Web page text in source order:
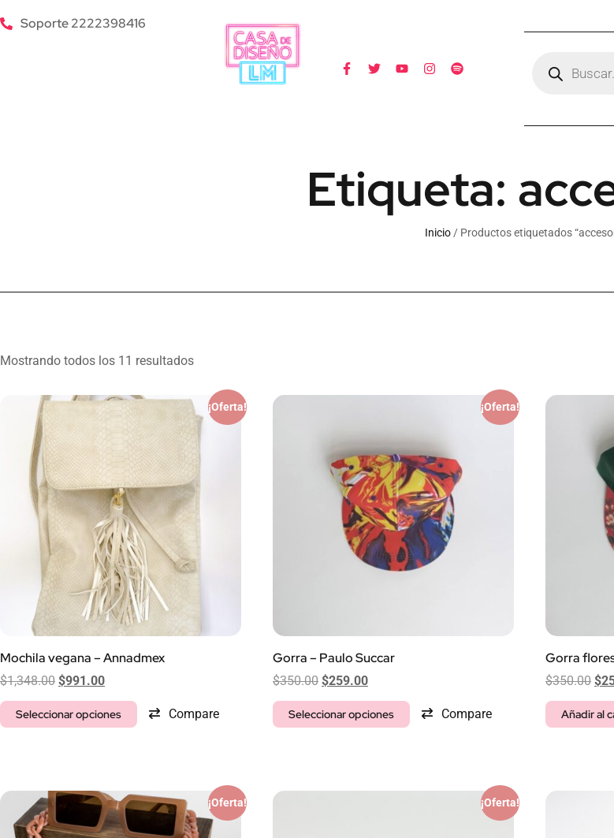
Soporte 2222398416
Etiqueta:
Inicio/ Productos etiquetados
Mostrando todos los 11 resultados
¡Oferta!
Mochila vegana – Annadmex
$1,348.00 $991.00
Seleccionar opciones Compare
¡Oferta!
Gorra – Paulo Succar
$350.00 $259.00
Seleccionar opciones Compare
Gorra
$350.00 $
Añadir al
¡Oferta! ¡Oferta!